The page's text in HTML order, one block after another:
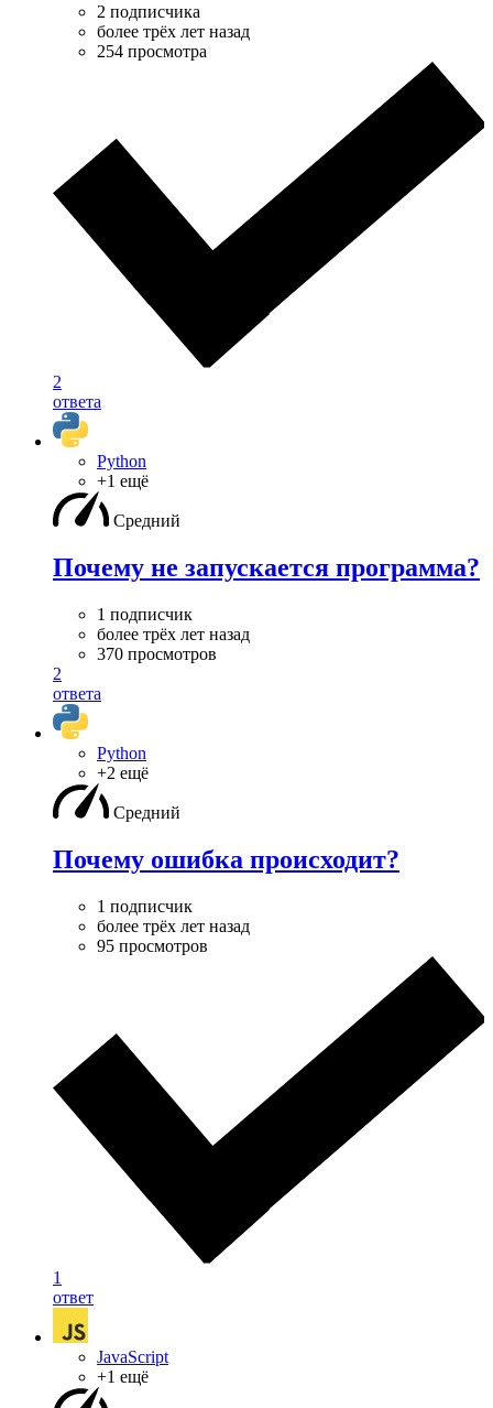
2 подписчика
более трёх лет назад
254 просмотра
2
ответа
Python
+1 ещё
Средний
Почему не запускается программа?
1 подписчик
более трёх лет назад
370 просмотров
2
ответа
Python
+2 ещё
Средний
Почему ошибка происходит?
1 подписчик
более трёх лет назад
95 просмотров
1
ответ
JavaScript
+1 ещё